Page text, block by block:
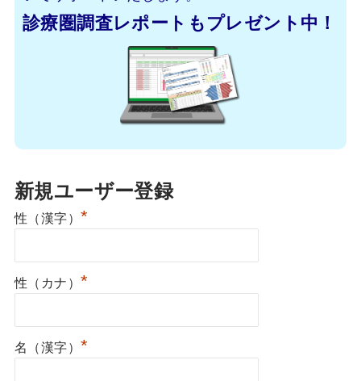
診療圏調査レポートもプレゼント中！
新規ユーザー登録
性（漢字） *
性（カナ） *
名（漢字） *